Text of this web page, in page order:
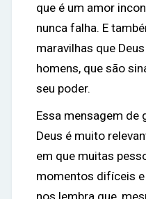
que é um amor
nunca falha. E
maravilhas que
homens, que são
seu poder.
Essa mensagem de
Deus é muito
em que muitas
momentos difíceis
nos lembra que,